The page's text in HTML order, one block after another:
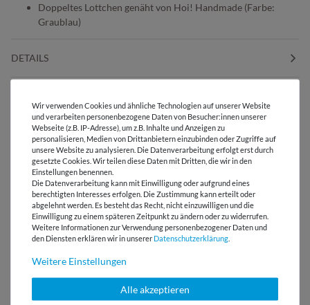
Doppeltes Lottchen genäht von Hoi! Handmade (Farbe:
Graublau)
DETAILS
BEWERTUNGEN ( 1 )
HERSTELLERINFORMATIONEN
Versandkostenfrei ab 60 € -
Lieferung mit DHL
E-Mail Kundenservice
Antwort in 24h
Wir verwenden Cookies und ähnliche Technologien auf unserer Website
und verarbeiten personenbezogene Daten von Besucher:innen unserer
Webseite (z.B. IP-Adresse), um z.B. Inhalte und Anzeigen zu
personalisieren, Medien von Drittanbietern einzubinden oder Zugriffe auf
unsere Website zu analysieren. Die Datenverarbeitung erfolgt erst durch
gesetzte Cookies. Wir teilen diese Daten mit Dritten, die wir in den
Einstellungen benennen.
Die Datenverarbeitung kann mit Einwilligung oder aufgrund eines
berechtigten Interesses erfolgen. Die Zustimmung kann erteilt oder
abgelehnt werden. Es besteht das Recht, nicht einzuwilligen und die
Einwilligung zu einem späteren Zeitpunkt zu ändern oder zu widerrufen.
Weitere Informationen zur Verwendung personenbezogener Daten und
den Diensten erklären wir in unserer Daten­schutz­erklärung
Weitere Einstellungen
Alle akzeptieren